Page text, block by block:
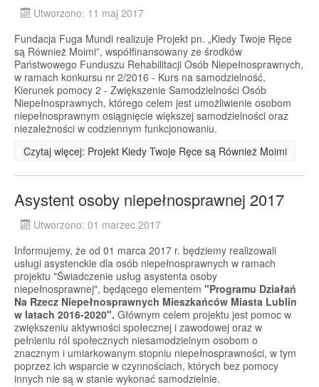
Utworzono: 11 maj 2017
Fundacja Fuga Mundi realizuje Projekt pn. „Kiedy Twoje Ręce
są Również Moimi”, współfinansowany ze środków
Państwowego Funduszu Rehabilitacji Osób Niepełnosprawnych,
w ramach konkursu nr 2/2016 - Kurs na samodzielność,
Kierunek pomocy 2 - Zwiększenie Samodzielności Osób
Niepełnosprawnych, którego celem jest umożliwienie osobom
niepełnosprawnym osiągnięcie większej samodzielności oraz
niezależności w codziennym funkcjonowaniu.
Czytaj więcej: Projekt Kiedy Twoje Ręce są Również Moimi
Asystent osoby niepełnosprawnej 2017
Utworzono: 01 marzec 2017
Informujemy, że od 01 marca 2017 r. będziemy realizowali
usługi asystenckie dla osób niepełnosprawnych w ramach
projektu "Świadczenie usług asystenta osoby
niepełnosprawnej", będącego elementem "Programu Działań
Na Rzecz Niepełnosprawnych Mieszkańców Miasta Lublin
w latach 2016-2020". Głównym celem projektu jest pomoc w
zwiększeniu aktywności społecznej i zawodowej oraz w
pełnieniu ról społecznych niesamodzielnym osobom o
znacznym i umiarkowanym stopniu niepełnosprawności, w tym
poprzez ich wsparcie w czynnościach, których bez pomocy
innych nie są w stanie wykonać samodzielnie.